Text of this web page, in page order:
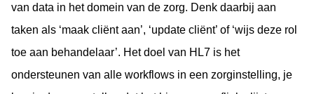
van data in het domein van de zorg. Denk daarbij aan
taken als ‘maak cliënt aan’, ‘update cliënt’ of ‘wijs deze rol
toe aan behandelaar’. Het doel van HL7 is het
ondersteunen van alle workflows in een zorginstelling, je